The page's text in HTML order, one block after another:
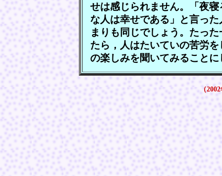
せは感じられません。「夜
な人は幸せである」と言っ
まりも同じでしょう。たっ
たら，人はたいていの苦労
の楽しみを聞いてみることに
（